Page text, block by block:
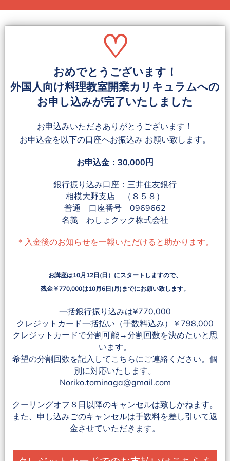
♡
おめでとうございます！
外国人向け料理教室開業カリキュラムへの
お申し込みが完了いたしました
お申込みいただきありがとうございます！
お申込金を以下の口座へお振込み お願い致します。
お申込金：30,000円
銀行振り込み口座：三井住友銀行
相模大野支店 （８５８）
普通 口座番号 0969662
名義 わしょクック株式会社
＊入金後のお知らせを一報いただけると助かります。
お講座は10月12日(日）にスタートしますので、
残金￥770,000は10月6日(月)までにお願い致します。
一括銀行振り込みは¥770,000
クレジットカード一括払い（手数料込み）￥798,000
クレジットカードで分割可能→分割回数を決めたいと思
います。
希望の分割回数を記入してこちらにご連絡ください。個
別に対応いたします。
Noriko.tominaga@gmail.com
クーリングオフ８日以降のキャンセルは致しかねます。
また、申し込みごのキャンセルは手数料を差し引いて返
金させていただきます。